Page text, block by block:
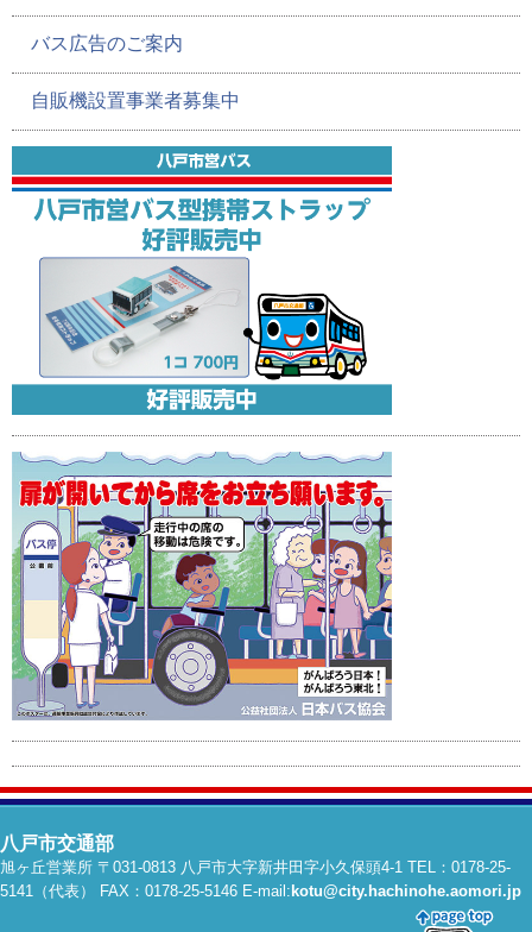
バス広告のご案内
自販機設置事業者募集中
八戸市交通部
旭ヶ丘営業所 〒031-0813 八戸市大字新井田字小久保頭4-1 TEL：0178-25-
5141（代表） FAX：0178-25-5146 E-mail:kotu@city.hachinohe.aomori.jp